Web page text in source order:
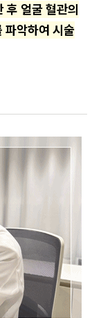
후 얼굴 혈관의
파악하여 시술